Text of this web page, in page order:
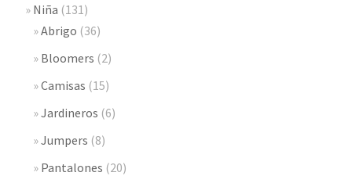
Niña (131)
Abrigo (36)
Bloomers (2)
Camisas (15)
Jardineros (6)
Jumpers (8)
Pantalones (20)